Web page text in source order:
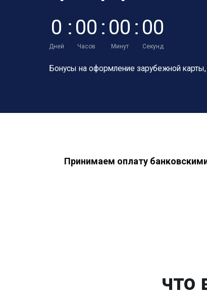
0
Дней
: 00
Часов
: 00
Минут
: 00
Секунд
Бонусы на оформление зарубежной карты,
Принимаем оплату
что